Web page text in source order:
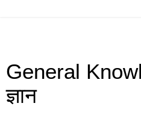
General
ज्ञान